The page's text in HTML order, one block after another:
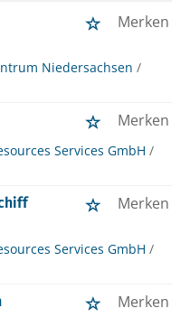
Merken
Niedersachsen /
Merken
Services GmbH /
Merken
Services GmbH /
Merken